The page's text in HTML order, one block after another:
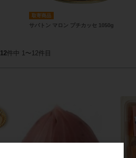
取寄商品
サバトン マロン プチカッセ 1050g
12件中 1〜12件目